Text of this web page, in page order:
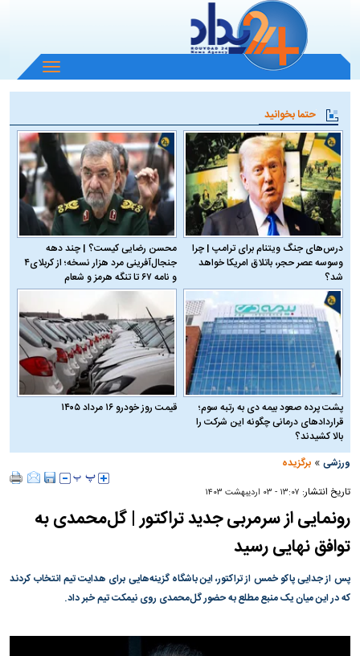
باز
و
منو
حتما بخوانید
درس‌های جنگ ویتنام برای ترامپ | چرا
وسوسه عصر حجر، باتلاق امریکا خواهد
شد؟
محسن رضایی کیست؟ | چند دهه
جنجال‌آفرینی مرد هزار نسخه؛ از کربلای۴
و نامه ۶۷ تا تنگه هرمز و شعام
پشت پرده صعود بیمه دی به رتبه سوم؛
قراردادهای درمانی چگونه این شرکت را
بالا کشیدند؟
قیمت روز خودرو ۱۶ مرداد ۱۴۰۵
ورزشی »برگزیده
تاریخ انتشار: ۱۳:۰۷ - ۰۳ ارديبهشت ۱۴۰۳
رونمایی از سرمربی جدید تراکتور | گل‌محمدی به
توافق نهایی رسید
پس از جدایی پاکو خمس از تراکتور، این باشگاه گزینه‌هایی برای هدایت تیم انتخاب کردند
که در این میان یک منبع مطلع به حضور گل‌محمدی روی نیمکت تیم خبر داد.